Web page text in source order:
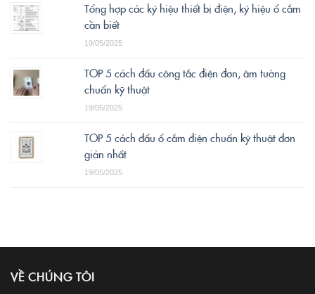
Tổng hợp các ký hiệu thiết bị điện, ký hiệu ổ cắm
cần biết
19/05/2025
TOP 5 cách đấu công tắc điện đơn, âm tường
chuẩn kỹ thuật
19/05/2025
TOP 5 cách đấu ổ cắm điện chuẩn kỹ thuật đơn
giản nhất
19/05/2025
VỀ CHÚNG TÔI